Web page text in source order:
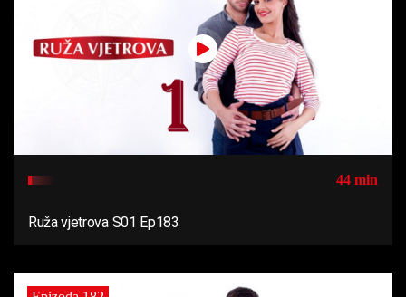
44 min
Ruža vjetrova S01 Ep183